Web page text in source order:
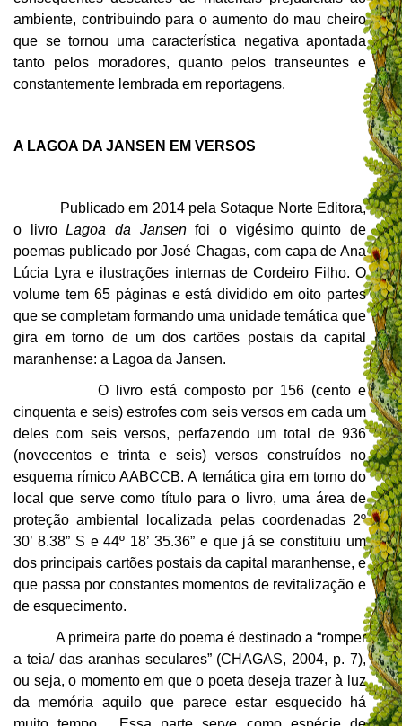
ambiente, contribuindo para o aumento do mau cheiro
que se tornou uma característica negativa apontada
tanto pelos moradores, quanto pelos transeuntes e
constantemente lembrada em reportagens.
A LAGOA DA JANSEN EM VERSOS
Publicado em 2014 pela Sotaque Norte Editora,
o livroLagoa da Jansenfoi o vigésimo quinto de
poemas publicado por José Chagas, com capa de Ana
Lúcia Lyra e ilustrações internas de Cordeiro Filho. O
volume tem 65 páginas e está dividido em oito partes
que se completam formando uma unidade temática que
gira em torno de um dos cartões postais da capital
maranhense: a Lagoa da Jansen.
O livro está composto por 156 (cento e
cinquenta e seis) estrofes com seis versos em cada um
deles com seis versos, perfazendo um total de 936
(novecentos e trinta e seis) versos construídos no
esquema rímico AABCCB. A temática gira em torno do
local que serve como título para o livro, uma área de
proteção ambiental localizada pelas coordenadas 2º
30’ 8.38” S e 44º 18’ 35.36” e que já se constituiu um
dos principais cartões postais da capital maranhense, e
que passa por constantes momentos de revitalização e
de esquecimento.
A primeira parte do poema é destinado a “romper
a teia/ das aranhas seculares” (CHAGAS, 2004, p. 7),
ou seja, o momento em que o poeta deseja trazer à luz
da memória aquilo que parece estar esquecido há